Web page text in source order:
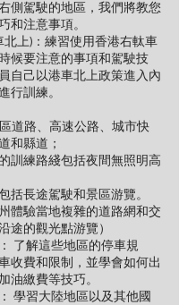
側駕駛的地區，我們將教您
和注意事項。
北上)：練習使用香港右軚車
候要注意的事項和駕駛技
自己以港車北上政策進入內
行訓練。
道路、高速公路、城市快
和縣道；
訓練路綫包括夜間無照明高
括長途駕駛和景區游覽。
體驗當地複雜的道路網和交
途的觀光點游覽）
了解這些地區的停車規
收費和限制，並學會如何出
油繳費等技巧。
學習大陸地區以及其他國